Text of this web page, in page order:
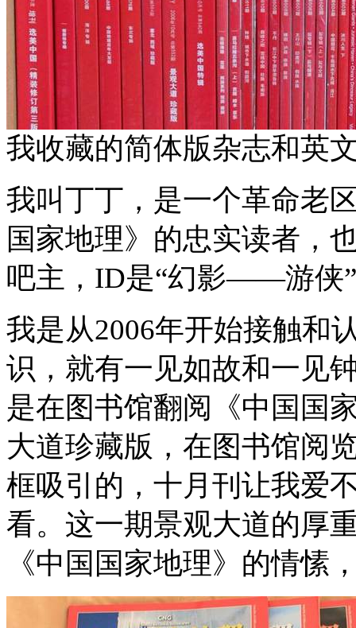
我收藏的简体版杂志和英
我叫丁丁，是一个革命老
国家地理》的忠实读者，
吧主，ID是“幻影——游侠
我是从2006年开始接触和
识，就有一见如故和一见
是在图书馆翻阅《中国国
大道珍藏版，在图书馆阅
框吸引的，十月刊让我爱
看。这一期景观大道的厚
《中国国家地理》的情愫